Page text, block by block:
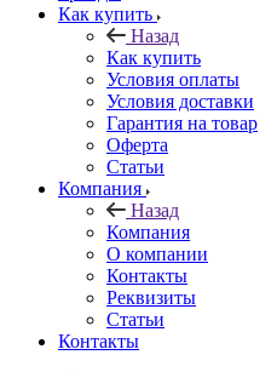
Как купить
Назад
Как купить
Условия оплаты
Условия доставки
Гарантия на товар
Оферта
Статьи
Компания
Назад
Компания
О компании
Контакты
Реквизиты
Статьи
Контакты